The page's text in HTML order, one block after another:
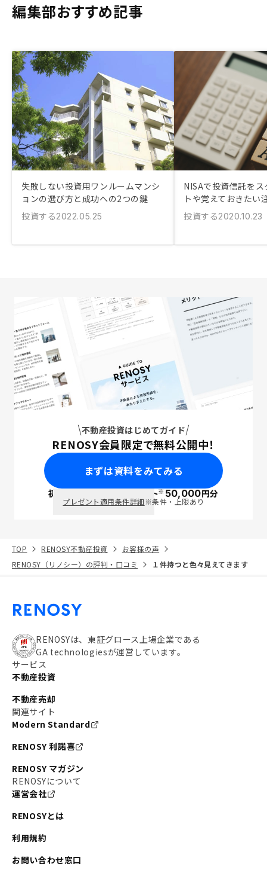
編集部おすすめ記事
失敗しない投資用ワンルームマンシ
ョンの選び方と成功への2つの鍵
投資する2022.05.25
NISAで投資信託を
トや覚えておきたい
投資する2020.10.23
不動産投資はじめてガイド
RENOSY会員限定で無料公開中！
まずは資料をみてみる
初回面談で ポイント※50,000円分
プレゼント適用条件詳細※条件・上限あり
TOP RENOSY不動産投資
お客様の声
RENOSY（リノシー）の評判・口コミ
１件持つと色々見えてきます
RENOSYは、東証グロース上場企業である
GA technologiesが運営しています。
サービス
不動産投資
不動産売却
関連サイト
Modern Standard
RENOSY 利諾喜
RENOSY マガジン
RENOSYについて
運営会社
RENOSYとは
利用規約
お問い合わせ窓口